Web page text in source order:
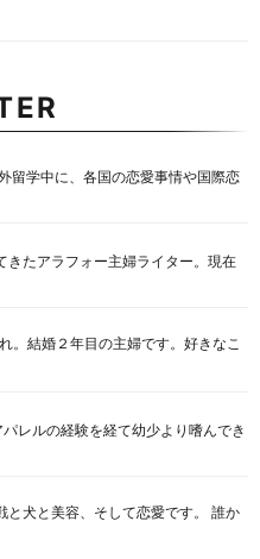
留学中に、各国の恋愛事情や国際恋
きたアラフォー主婦ライター。現在
。結婚２年目の主婦です。好きなこ
レルの経験を経て幼少より嗜んでき
と犬と美容、そして恋愛です。 誰か